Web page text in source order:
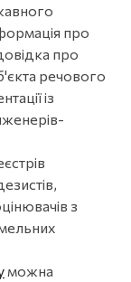
про
про
речового
із
з
можна